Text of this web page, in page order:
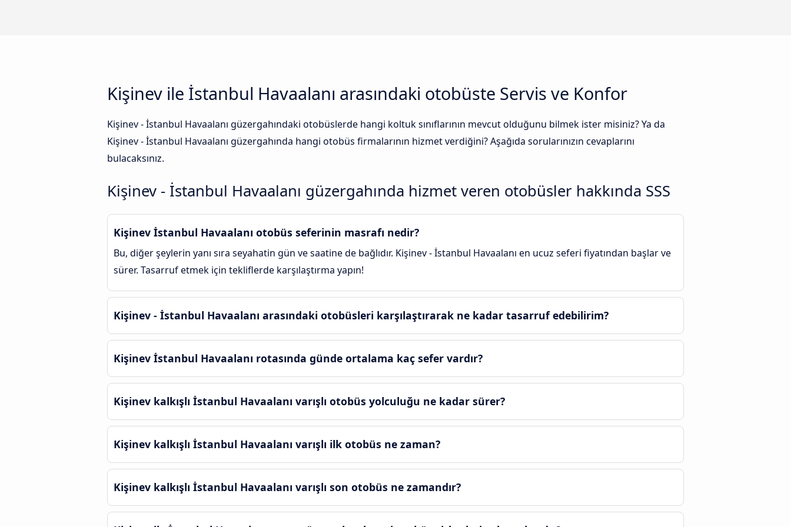
Kişinev ile İstanbul Havaalanı arasındaki otobüste Servis ve Konfor
Kişinev - İstanbul Havaalanı güzergahındaki otobüslerde hangi koltuk sınıflarının mevcut olduğunu bilmek ister misiniz? Ya da
Kişinev - İstanbul Havaalanı güzergahında hangi otobüs firmalarının hizmet verdiğini? Aşağıda sorularınızın cevaplarını
bulacaksınız.
Kişinev - İstanbul Havaalanı güzergahında hizmet veren otobüsler hakkında SSS
Kişinev İstanbul Havaalanı otobüs seferinin masrafı nedir?
Bu, diğer şeylerin yanı sıra seyahatin gün ve saatine de bağlıdır. Kişinev - İstanbul Havaalanı en ucuz seferi fiyatından başlar ve
sürer. Tasarruf etmek için tekliflerde karşılaştırma yapın!
Kişinev - İstanbul Havaalanı arasındaki otobüsleri karşılaştırarak ne kadar tasarruf edebilirim?
Kişinev İstanbul Havaalanı rotasında günde ortalama kaç sefer vardır?
Kişinev kalkışlı İstanbul Havaalanı varışlı otobüs yolculuğu ne kadar sürer?
Kişinev kalkışlı İstanbul Havaalanı varışlı ilk otobüs ne zaman?
Kişinev kalkışlı İstanbul Havaalanı varışlı son otobüs ne zamandır?